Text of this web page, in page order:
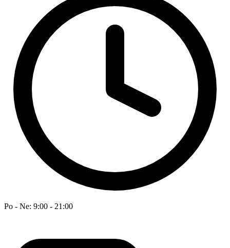
Po - Ne: 9:00 - 21:00